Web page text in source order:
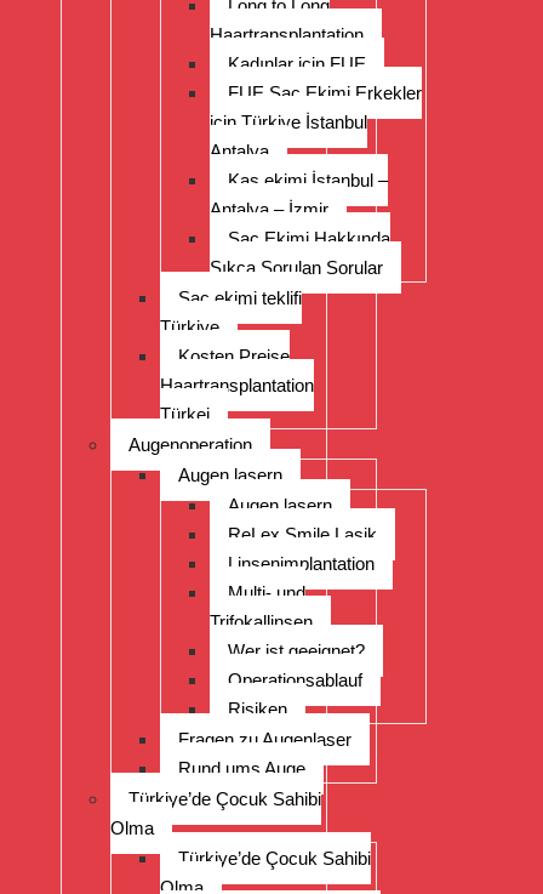
Long to Long
Haartransplantation
Kadınlar için FUE
FUE Saç Ekimi Erkekler
için Türkiye İstanbul
Antalya
Kaş ekimi İstanbul –
Antalya – İzmir
Saç Ekimi Hakkında
Sıkça Sorulan Sorular
Saç ekimi teklifi
Türkiye
Kosten Preise
Haartransplantation
Türkei
Augenoperation
Augen lasern
Augen lasern
ReLex Smile Lasik
Linsenimplantation
Multi- und
Trifokallinsen
Wer ist geeignet?
Operationsablauf
Risiken
Fragen zu Augenlaser
Rund ums Auge
Türkiye’de Çocuk Sahibi
Olma
Türkiye’de Çocuk Sahibi
Olma